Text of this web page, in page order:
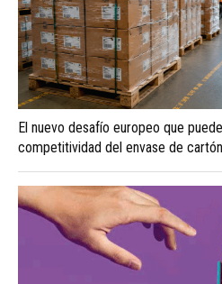
El nuevo desafío europeo que
competitividad del envase de